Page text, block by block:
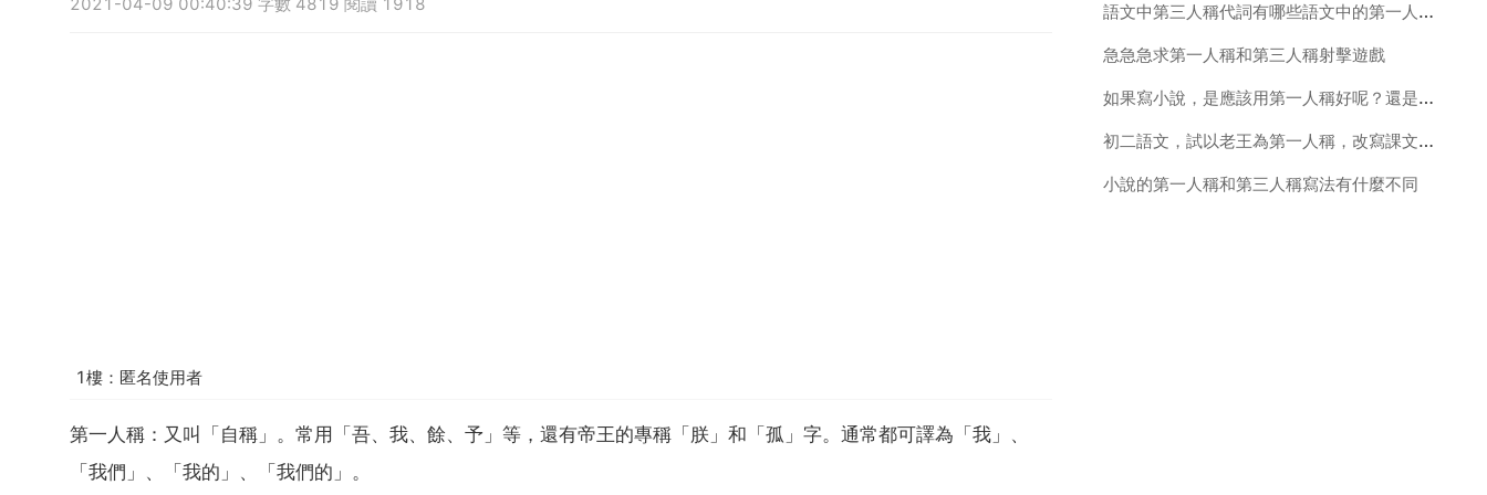
2021-04-09 00:40:39 字數 4819 閱讀 1918
1樓：匿名使用者
第一人稱：又叫「自稱」。常用「吾、我、餘、予」等，還有帝王的專稱「朕」和「孤」字。通常都可譯為「我」、
「我們」、「我的」、「我們的」。
語文中第三人稱代詞有哪些語文中的第一人稱，第二人稱，第三人稱分別指的是什麼
急急急求第一人稱和第三人稱射擊遊戲
如果寫小說，是應該用第一人稱好呢？還是第二人稱好呢？還是第三人稱好呢
初二語文，試以老王為第一人稱，改寫課文中老王給我送香油
小說的第一人稱和第三人稱寫法有什麼不同